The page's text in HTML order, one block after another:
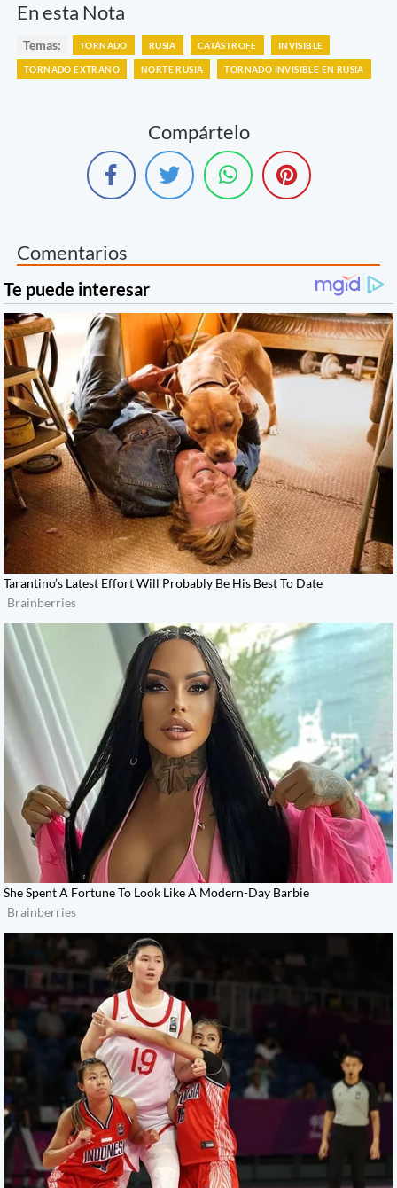
En esta Nota
Temas: TORNADO RUSIA CATÁSTROFE INVISIBLE
TORNADO EXTRAÑO NORTE RUSIA TORNADO INVISIBLE EN RUSIA
Compártelo
Comentarios